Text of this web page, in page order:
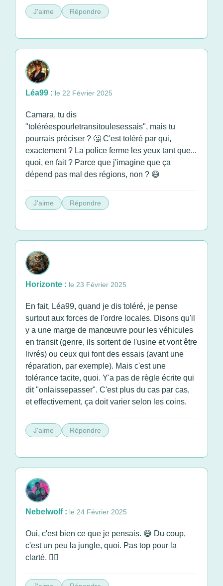
J'aime Répondre
Léa99 : le 22 Février 2025
Camara, tu dis
"toléréespourletransitoulesessais", mais tu
pourrais préciser ? 🤔 C'est toléré par qui,
exactement ? La police ferme les yeux tant que...
quoi, en fait ? Parce que j'imagine que ça
dépend pas mal des régions, non ? 😅
J'aime Répondre
Horizonte : le 23 Février 2025
En fait, Léa99, quand je dis toléré, je pense
surtout aux forces de l'ordre locales. Disons qu'il
y a une marge de manœuvre pour les véhicules
en transit (genre, ils sortent de l'usine et vont être
livrés) ou ceux qui font des essais (avant une
réparation, par exemple). Mais c'est une
tolérance tacite, quoi. Y'a pas de règle écrite qui
dit "onlaissepasser". C'est plus du cas par cas,
et effectivement, ça doit varier selon les coins.
J'aime Répondre
Nebelwolf : le 24 Février 2025
Oui, c'est bien ce que je pensais. 😅 Du coup,
c'est un peu la jungle, quoi. Pas top pour la
clarté. 🤷‍♂️